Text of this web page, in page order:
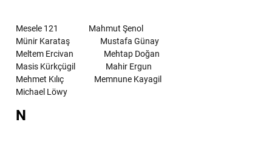
Mesele 121
Mahmut Şenol
Münir Karataş
Mustafa Günay
Meltem Ercivan
Mehtap Doğan
Masis Kürkçügil
Mahir Ergun
Mehmet Kılıç
Memnune Kayagil
Michael Löwy
N